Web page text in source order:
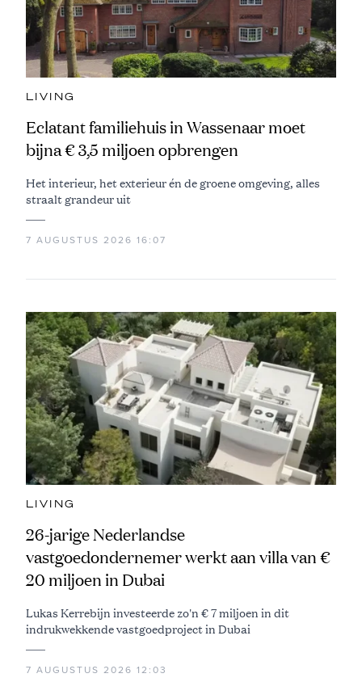
LIVING
Eclatant familiehuis in Wassenaar moet
bijna € 3,5 miljoen opbrengen
Het interieur, het exterieur én de groene omgeving, alles
straalt grandeur uit
7 AUGUSTUS 2026 16:07
LIVING
26-jarige Nederlandse
vastgoedondernemer werkt aan villa van €
20 miljoen in Dubai
Lukas Kerrebijn investeerde zo'n € 7 miljoen in dit
indrukwekkende vastgoedproject in Dubai
7 AUGUSTUS 2026 12:03